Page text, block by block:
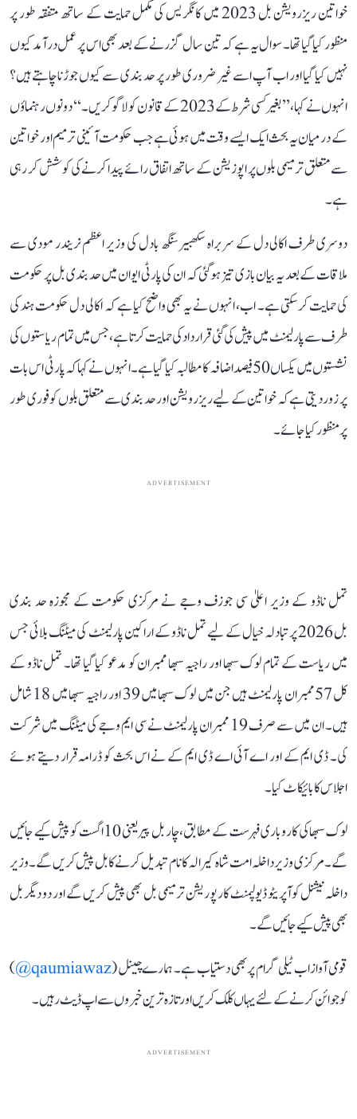
خواتین ریزرویشن بل 2023 میں کانگریس کی مکمل حمایت کے ساتھ متفقہ طور پر
منظور کیا گیا تھا۔ سوال یہ ہے کہ تین سال گزرنے کے بعد بھی اس پر عمل درآمد کیوں
نہیں کیا گیا اور اب آپ اسے غیر ضروری طور پر حد بندی سے کیوں جوڑنا چاہتے ہیں؟
انہوں نے کہا، ’’بغیر کسی شرط کے 2023 کے قانون کو لاگو کریں۔‘‘ دونوں رہنماؤں
کے درمیان یہ بحث ایک ایسے وقت میں ہوئی ہے جب حکومت آئینی ترمیم اور خواتین
سے متعلق ترمیمی بلوں پر اپوزیشن کے ساتھ اتفاق رائے پیدا کرنے کی کوشش کر رہی
ہے۔
دوسری طرف اکالی دل کے سربراہ سکھبیر سنگھ بادل کی وزیر اعظم نریندر مودی سے
ملاقات کے بعد یہ بیان بازی تیز ہوگئی کہ ان کی پارٹی ایوان میں حد بندی بل پر حکومت
کی حمایت کر سکتی ہے۔ اب، انہوں نے یہ بھی واضح کیا ہے کہ اکالی دل حکومت ہند کی
طرف سے پارلیمنٹ میں پیش کی گئی قرارداد کی حمایت کرتا ہے، جس میں تمام ریاستوں کی
نشستوں میں یکساں 50 فیصد اضافہ کا مطالبہ کیا گیا ہے۔ انہوں نے کہا کہ پارٹی اس بات
پر زور دیتی ہے کہ خواتین کے لیے ریزرویشن اور حد بندی سے متعلق بلوں کو فوری طور
پر منظور کیا جائے۔
ADVERTISEMENT
تمل ناڈو کے وزیر اعلیٰ سی جوزف وجے نے مرکزی حکومت کے مجوزہ حد بندی
بل 2026 پر تبادلہ خیال کے لیے تمل ناڈو کے اراکین پارلیمنٹ کی میٹنگ بلائی جس
میں ریاست کے تمام لوک سبھا اور راجیہ سبھا ممبران کو مدعو کیا گیا تھا۔ تمل ناڈو کے
کل 57 ممبران پارلیمنٹ ہیں جن میں لوک سبھا میں 39 اور راجیہ سبھا میں 18 شامل
ہیں۔ ان میں سے صرف 19 ممبران پارلیمنٹ نے سی ایم وجے کی میٹنگ میں شرکت
کی۔ ڈی ایم کے اور اے آئی اے ڈی ایم کے نے اس بحث کو ڈرامہ قرار دیتے ہوئے
اجلاس کا بائیکاٹ کیا۔
لوک سبھا کی کاروباری فہرست کے مطابق، چار بل پیر یعنی 10 اگست کو پیش کیے جائیں
گے۔ مرکزی وزیر داخلہ امت شاہ کیرالہ کا نام تبدیل کرنے کا بل پیش کریں گے۔ وزیر
داخلہ نیشنل کوآپریٹو ڈیولپمنٹ کارپوریشن ترمیمی بل بھی پیش کریں گے اور دو دیگر بل
بھی پیش کیے جائیں گے۔
قومی آواز اب ٹیلی گرام پر بھی دستیاب ہے۔ ہمارے چینل (qaumiawaz@
)
کو جوائن کرنے کے لئے یہاں کلک کریں اور تازہ ترین خبروں سے اپ ڈیٹ رہیں۔
ADVERTISEMENT